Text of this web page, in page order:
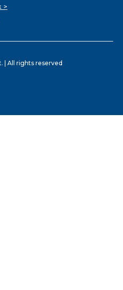
>
| All rights reserved